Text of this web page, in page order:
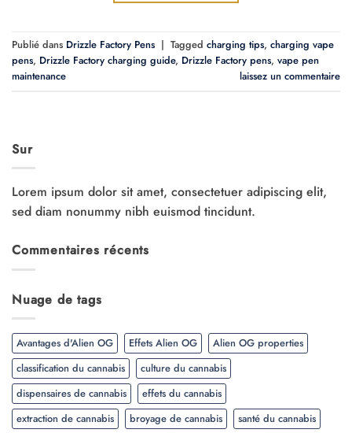
Publié dans Drizzle Factory Pens | Tagged charging tips, charging vape
pens, Drizzle Factory charging guide, Drizzle Factory pens, vape pen
maintenance
laissez un commentaire
Sur
Lorem ipsum dolor sit amet, consectetuer adipiscing elit,
sed diam nonummy nibh euismod tincidunt.
Commentaires récents
Nuage de tags
Avantages d'Alien OG Effets Alien OG
Alien OG properties
classification du cannabis
culture du cannabis
dispensaires de cannabis
effets du cannabis
extraction de cannabis
broyage de cannabis
santé du cannabis